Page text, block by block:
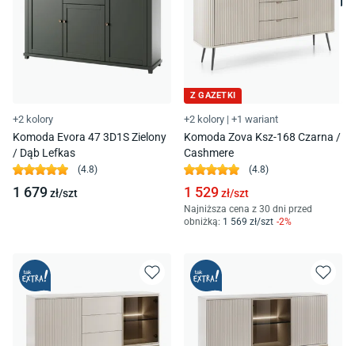
+2 kolory
Komoda Evora 47 3D1S Zielony
/ Dąb Lefkas
(4.8)
1 679zł/szt
Z GAZETKI
+2 kolory | +1 wariant
Komoda Zova Ksz-168 Czarna /
Cashmere
(4.8)
1 529zł/szt
Najniższa cena z 30 dni przed
obniżką: 1 569 zł/szt -2%